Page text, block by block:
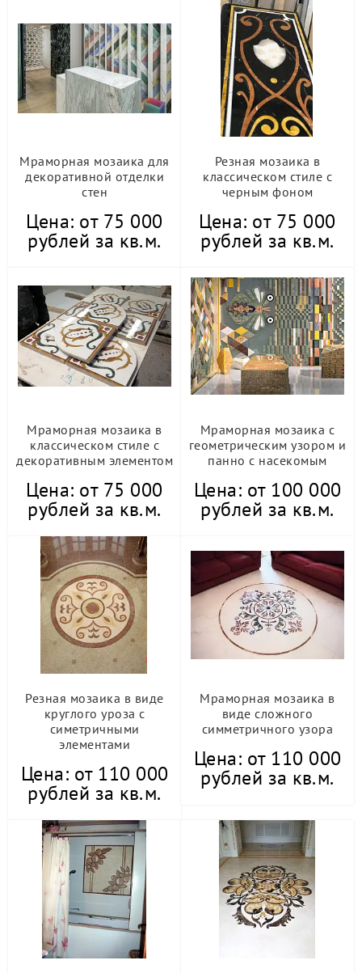
Мраморная мозаика для
декоративной отделки
стен
Цена: от 75 000
рублей за кв.м.
Резная мозаика в
классическом стиле с
черным фоном
Цена: от 75 000
рублей за кв.м.
Мраморная мозаика в
классическом стиле с
декоративным элементом
Цена: от 75 000
рублей за кв.м.
Мраморная мозаика с
геометрическим узором и
панно с насекомым
Цена: от 100 000
рублей за кв.м.
Резная мозаика в виде
круглого уроза с
симетричными
элементами
Цена: от 110 000
рублей за кв.м.
Мраморная мозаика в
виде сложного
симметричного узора
Цена: от 110 000
рублей за кв.м.